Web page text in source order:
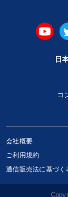
日
コ
会社概要
ご利用規約
通信販売法に基づく